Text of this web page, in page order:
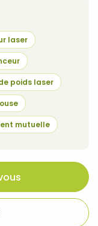
laser
poids laser
mutuelle